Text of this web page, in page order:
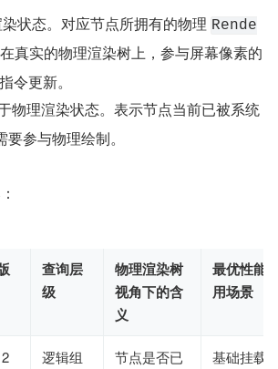
染状态。对应节点所拥有的物理 Rende
真实的物理渲染树上，参与屏幕像素的
令更新。
物理渲染状态。表示节点当前已被系统
参与物理绘制。
查询层
级
物理渲染树
视角下的含
义
最优性能
用场景
逻辑组
节点是否已
基础挂载